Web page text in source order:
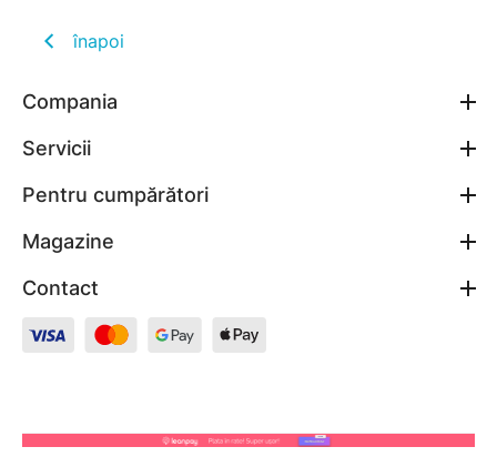
înapoi
Compania
Servicii
Pentru cumpărători
Magazine
Contact